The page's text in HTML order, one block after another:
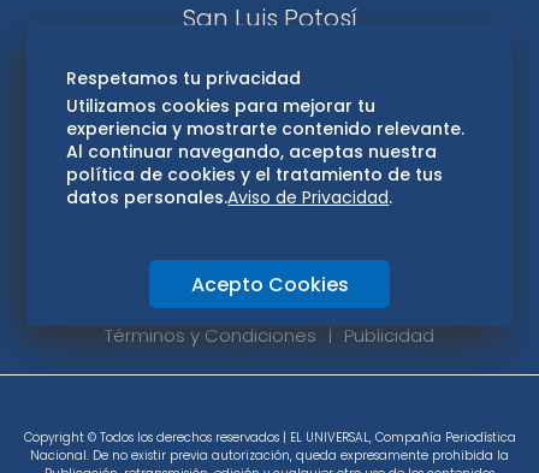
San Luis Potosí
Edomex
Consultas
Hidalgo
Oaxaca
Aviso de privacidad
Directorio
Términos y Condiciones
Publicidad
Copyright © Todos los derechos reservados | EL UNIVERSAL, Compañía Periodística
Nacional. De no existir previa autorización, queda expresamente prohibida la
Respetamos tu privacidad
Utilizamos cookies para mejorar tu
experiencia y mostrarte contenido relevante.
Al continuar navegando, aceptas nuestra
política de cookies y el tratamiento de tus
datos personales.Aviso de Privacidad.
Acepto Cookies